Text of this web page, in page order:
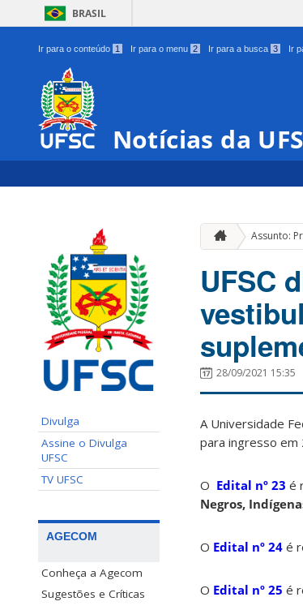
BRASIL
Ir para o conteúdo 1 Ir para o menu 2 Ir para a busca 3 Ir
Notícias da
Divulga
Assine o Divulga
UFSC
TV UFSC
AGECOM
Conheça a Agecom
Sugestões e Críticas
Assunto:
UFSC
28/09/2021 15:35
A Universidade
para ingresso em
O Edital nº 23 é
Negros,
O Edital nº 24 é
O Edital nº 25 é